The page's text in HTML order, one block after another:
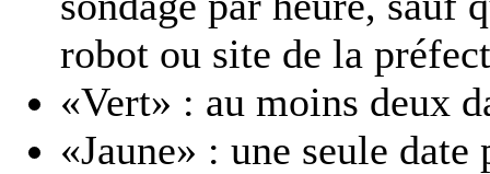
robot ou site de la
«Vert» : au moins deux
«Jaune» : une seule